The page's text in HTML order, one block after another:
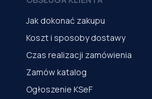
Jak dokonać zakupu
Koszt i sposoby dostawy
Czas realizacji zamówienia
Zamów katalog
Ogłoszenie KSeF